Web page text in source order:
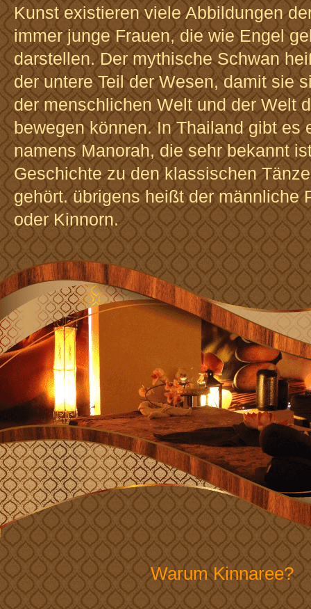
Kunst existieren viele Abbildungen
immer junge Frauen, die wie Engel
darstellen. Der mythische Schwan
der untere Teil der Wesen, damit sie
der menschlichen Welt und der Welt
bewegen können. In Thailand gibt es
namens Manorah, die sehr bekannt
Geschichte zu den klassischen
gehört. übrigens heißt der männliche
oder Kinnorn.
Warum Kinnaree?